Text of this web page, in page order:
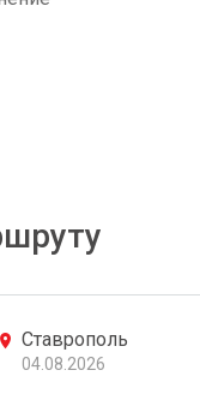
Ставрополь
04.08.2026